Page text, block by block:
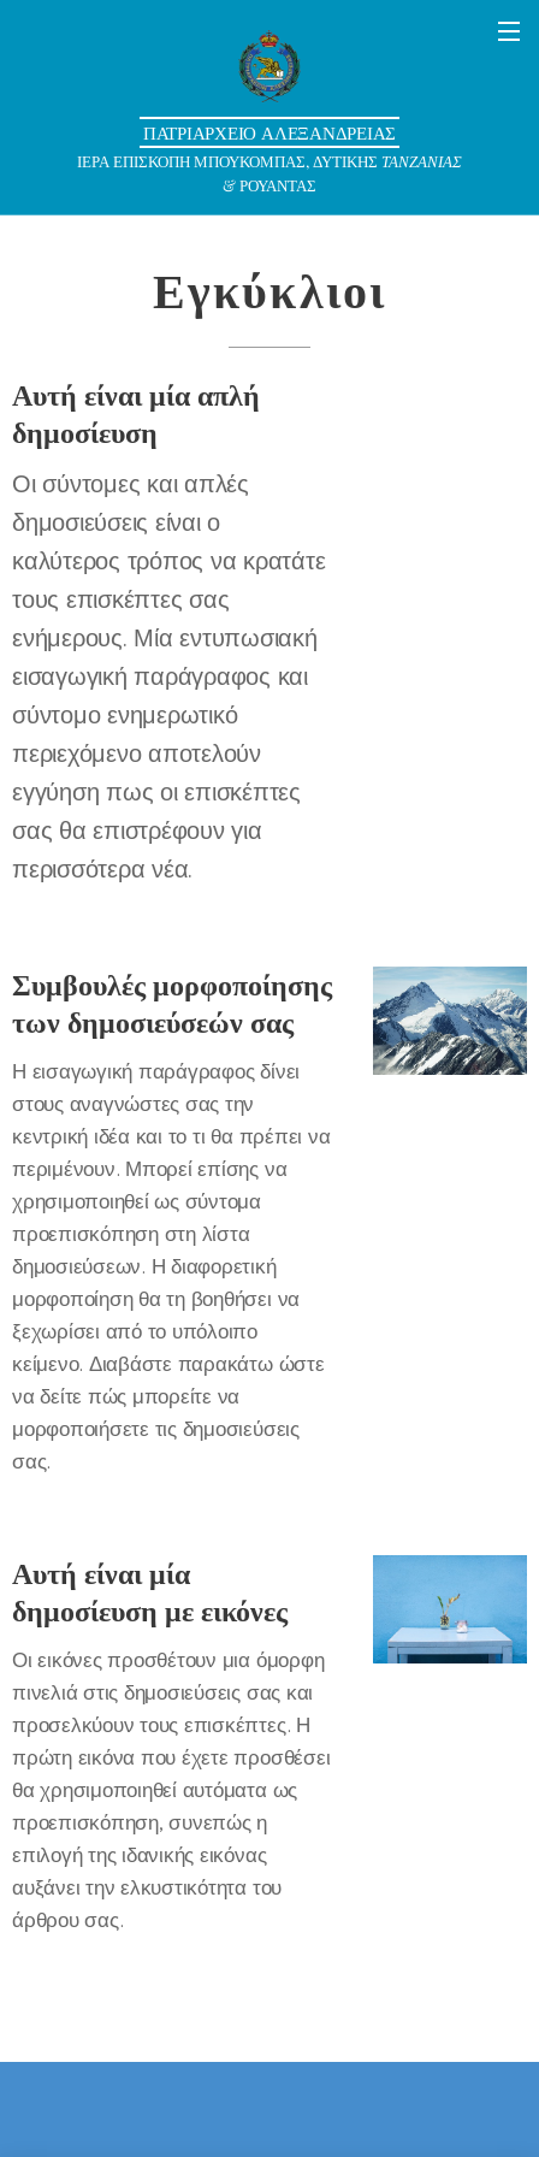
ΠΑΤΡΙΑΡΧΕΙΟ ΑΛΕΞΑΝΔΡΕΙΑΣ
ΙΕΡΑ ΕΠΙΣΚΟΠΗ ΜΠΟΥΚΟΜΠΑΣ, ΔΥΤΙΚΗΣ ΤΑΝΖΑΝΙΑΣ
& ΡΟΥΑΝΤΑΣ
Εγκύκλιοι
Αυτή είναι μία απλή
δημοσίευση
Οι σύντομες και απλές
δημοσιεύσεις είναι ο
καλύτερος τρόπος να κρατάτε
τους επισκέπτες σας
ενήμερους. Μία εντυπωσιακή
εισαγωγική παράγραφος και
σύντομο ενημερωτικό
περιεχόμενο αποτελούν
εγγύηση πως οι επισκέπτες
σας θα επιστρέφουν για
περισσότερα νέα.
Συμβουλές μορφοποίησης
των δημοσιεύσεών σας
Η εισαγωγική παράγραφος δίνει
στους αναγνώστες σας την
κεντρική ιδέα και το τι θα πρέπει να
περιμένουν. Μπορεί επίσης να
χρησιμοποιηθεί ως σύντομα
προεπισκόπηση στη λίστα
δημοσιεύσεων. Η διαφορετική
μορφοποίηση θα τη βοηθήσει να
ξεχωρίσει από το υπόλοιπο
κείμενο. Διαβάστε παρακάτω ώστε
να δείτε πώς μπορείτε να
μορφοποιήσετε τις δημοσιεύσεις
σας.
Αυτή είναι μία
δημοσίευση με εικόνες
Οι εικόνες προσθέτουν μια όμορφη
πινελιά στις δημοσιεύσεις σας και
προσελκύουν τους επισκέπτες. Η
πρώτη εικόνα που έχετε προσθέσει
θα χρησιμοποιηθεί αυτόματα ως
προεπισκόπηση, συνεπώς η
επιλογή της ιδανικής εικόνας
αυξάνει την ελκυστικότητα του
άρθρου σας.